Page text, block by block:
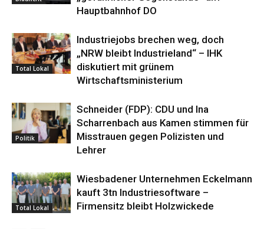
Hauptbahnhof DO
Total Lokal
Industriejobs brechen weg, doch
„NRW bleibt Industrieland“ – IHK
diskutiert mit grünem
Wirtschaftsministerium
Politik
Schneider (FDP): CDU und Ina
Scharrenbach aus Kamen stimmen für
Misstrauen gegen Polizisten und
Lehrer
Total Lokal
Wiesbadener Unternehmen Eckelmann
kauft 3tn Industriesoftware –
Firmensitz bleibt Holzwickede